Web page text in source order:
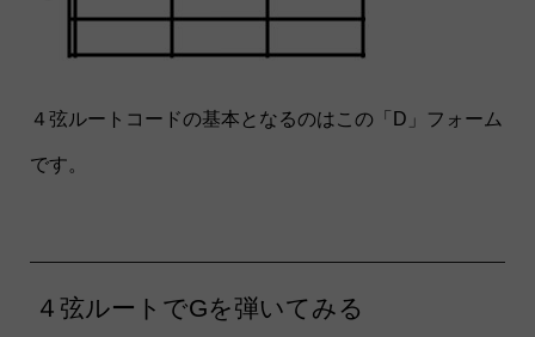
４弦ルートコードの基本となるのはこの「D」フォーム
です。
４弦ルートでGを弾いてみる